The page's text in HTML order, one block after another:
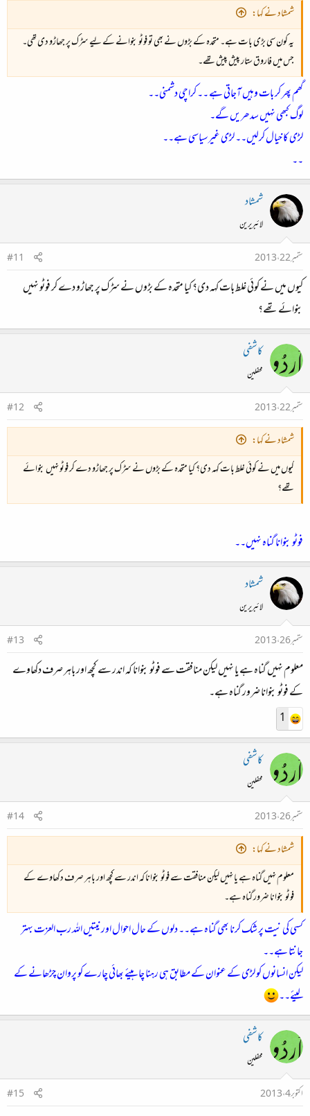
شمشاد نے کہا:
یہ کون سی بڑی بات ہے۔ متحدہ کے بڑوں نے بھی تو فوٹو بنوانے کے لیے سڑک پر جھاڑو دی تھی۔
جس میں فاروق ستار پیش پیش تھے۔
گھم پھر کر بات وہیں آجاتی ہے ۔۔ کراچی دشمنی۔۔
لوگ کبھی نہیں سدھریں گے۔
لڑی کا خیال کرلیں۔۔ لڑی غیرسیاسی ہے۔۔
۔۔
شمشاد
لائبریرین
ستمبر 22، 2013
#11
کیوں میں نے کوئی غلط بات کہہ دی؟ کیا متحدہ کے بڑوں نے سڑک پر جھاڑو دے کر فوٹو نہیں
بنوائے تھے؟
کاشفی
محفلین
ستمبر 22، 2013
#12
شمشاد نے کہا:
کیوں میں نے کوئی غلط بات کہہ دی؟ کیا متحدہ کے بڑوں نے سڑک پر جھاڑو دے کر فوٹو نہیں بنوائے
تھے؟
فوٹو بنوانا گناہ نہیں۔۔
شمشاد
لائبریرین
ستمبر 26، 2013
#13
معلوم نہیں گناہ ہے یا نہیں لیکن منافقت سے فوٹو بنوانا کہ اندر سے کچھ اور باہر صرف دکھاوے
کے فوٹو بنوانا ضرور گناہ ہے۔
1
کاشفی
محفلین
ستمبر 26، 2013
#14
شمشاد نے کہا:
معلوم نہیں گناہ ہے یا نہیں لیکن منافقت سے فوٹو بنوانا کہ اندر سے کچھ اور باہر صرف دکھاوے کے
فوٹو بنوانا ضرور گناہ ہے۔
کسی کی نیت پر شک کرنا بھی گناہ ہے۔۔ دلوں کے حال احوال اور نیتیں اللہ رب العزت بہتر
جانتا ہے۔۔
لیکن انسانوں کو لڑی کے عنوان کے مطابق ہی رہنا چاہیئے بھائی چارے کو پروان چڑھانے کے
لیئے۔۔
کاشفی
محفلین
اکتوبر 4، 2013
#15